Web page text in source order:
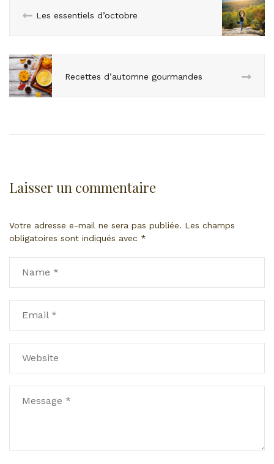
Les essentiels d’octobre
Recettes d’automne gourmandes
Laisser un commentaire
Votre adresse e-mail ne sera pas publiée. Les champs
obligatoires sont indiqués avec *